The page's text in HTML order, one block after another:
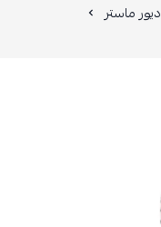
ديور ماستر